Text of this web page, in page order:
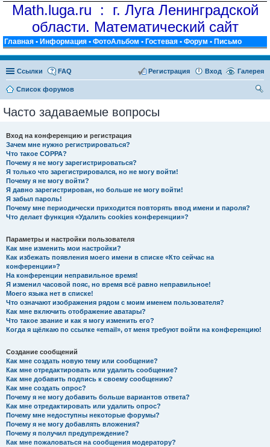
Math.luga.ru : г. Луга Ленинградской
области. Математический сайт
Главная • Информация • ФотоАльбом • Гостевая • Форум • Письмо
Ссылки Галерея
FAQ Вход
Регистрация
Список форумов
Часто задаваемые вопросы
Вход на конференцию и регистрация
Зачем мне нужно регистрироваться?
Что такое COPPA?
Почему я не могу зарегистрироваться?
Я только что зарегистрировался, но не могу войти!
Почему я не могу войти?
Я давно зарегистрирован, но больше не могу войти!
Я забыл пароль!
Почему мне периодически приходится повторять ввод имени и пароля?
Что делает функция «Удалить cookies конференции»?
Параметры и настройки пользователя
Как мне изменить мои настройки?
Как избежать появления моего имени в списке «Кто сейчас на
конференции»?
На конференции неправильное время!
Я изменил часовой пояс, но время всё равно неправильное!
Моего языка нет в списке!
Что означают изображения рядом с моим именем пользователя?
Как мне включить отображение аватары?
Что такое звание и как я могу изменить его?
Когда я щёлкаю по ссылке «email», от меня требуют войти на конференцию!
Создание сообщений
Как мне создать новую тему или сообщение?
Как мне отредактировать или удалить сообщение?
Как мне добавить подпись к своему сообщению?
Как мне создать опрос?
Почему я не могу добавить больше вариантов ответа?
Как мне отредактировать или удалить опрос?
Почему мне недоступны некоторые форумы?
Почему я не могу добавлять вложения?
Почему я получил предупреждение?
Как мне пожаловаться на сообщения модератору?